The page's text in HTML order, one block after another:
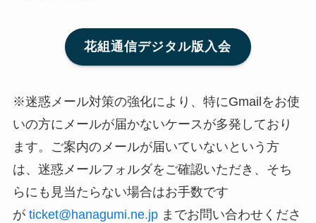
花組通信デジタル版入会
※迷惑メール対策の強化により、特にGmailをお使
いの方にメールが届かないケースが多発しており
ます。ご案内のメールが届いていないという方
は、迷惑メールフォルダをご確認いただき、そち
らにも見当たらない場合はお手数です
が ticket@hanagumi.ne.jpまでお問い合わせくださ